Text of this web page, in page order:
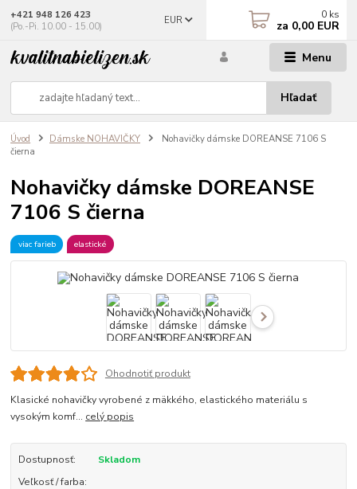
Menu
EUR
Hľadať
+421 948 126 423
(Po.-Pi. 10.00 - 15.00)
0 ks
za 0,00 EUR
Úvod Dámske NOHAVIČKY
Nohavičky dámske DOREANSE 7106 S
čierna
Nohavičky dámske DOREANSE
7106 S čierna
viac farieb elastické
Ohodnotiť produkt
Klasické nohavičky vyrobené z mäkkého, elastického materiálu s
vysokým komf... celý popis
Dostupnosť:
Skladom
Veľkosť / farba: